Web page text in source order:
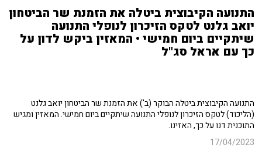
התנועה הקיבוצית ביטלה את הזמנת שר הביטחון
יואב גלנט לטקס הזיכרון לנופלי התנועה
שיתקיים ביום חמישי • המאזין ביקש לדון על
כך עם אראל סג"ל
התנועה הקיבוצית ביטלה הבוקר (ב') את הזמנת שר הביטחון יואב גלנט
(הליכוד) לטקס הזיכרון לנופלי התנועה שיתקיים ביום חמישי. המאזין ומגיש
התוכנית דנו על כך, האזינו.
17/04/2023